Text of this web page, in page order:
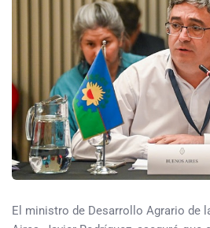
El ministro de Desarrollo Agrario de